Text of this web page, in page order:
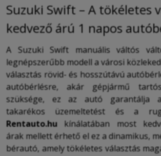
Suzuki Swift – A tökéletes
kedvező árú 1 napos
A Suzuki Swift manuális váltós
legnépszerűbb modell a városi
választás rövid- és hosszútávú
autóbérlésre, akár gépjármű
szüksége, ez az autó garantálja
takarékos üzemeltetést és a
Rentauto.hu kínálatában most
árak mellett érhető el ez a dinamikus,
bérautó, amely tökéletes választás